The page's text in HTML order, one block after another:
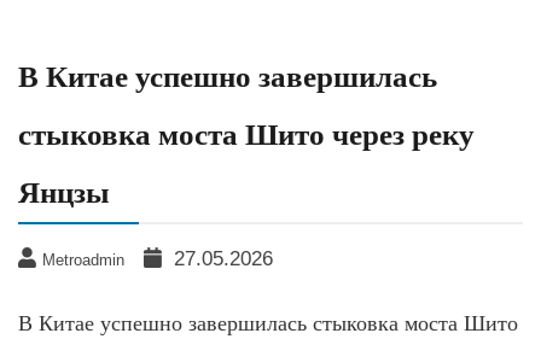
В Китае успешно завершилась
стыковка моста Шито через реку
Янцзы
Metroadmin 27.05.2026
В Китае успешно завершилась стыковка моста Шито